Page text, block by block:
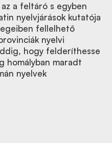
a feltáró s egyben
nyelvjárások kutatója
fellelhető
nyelvi
hogy felderíthesse
homályban maradt
nyelvek